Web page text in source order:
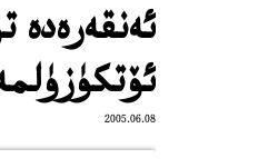
2005.06.08